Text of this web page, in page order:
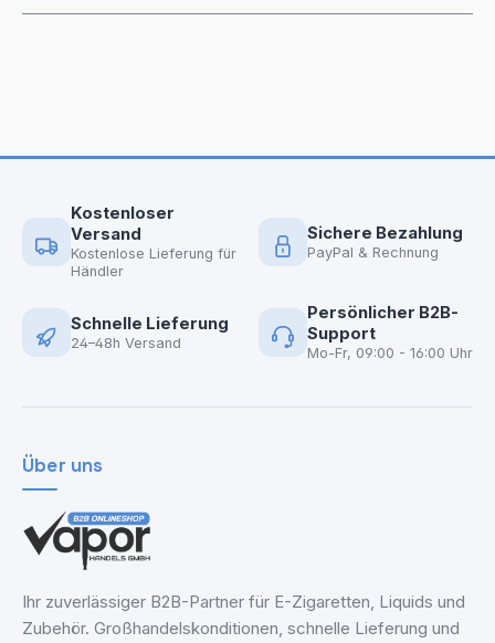
Kostenloser
Versand
Kostenlose Lieferung für
Händler
Sichere Bezahlung
PayPal & Rechnung
Schnelle Lieferung
24–48h Versand
Persönlicher B2B-
Support
Mo-Fr, 09:00 - 16:00 Uhr
Über uns
Ihr zuverlässiger B2B-Partner für E-Zigaretten, Liquids und
Zubehör. Großhandelskonditionen, schnelle Lieferung und